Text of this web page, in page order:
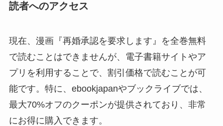
読者へのアクセス
現在、漫画『再婚承認を要求します』を全巻無料
で読むことはできませんが、電子書籍サイトやア
プリを利用することで、割引価格で読むことが可
能です。特に、ebookjapanやブックライブでは、
最大70%オフのクーポンが提供されており、非常
にお得に購入できます。